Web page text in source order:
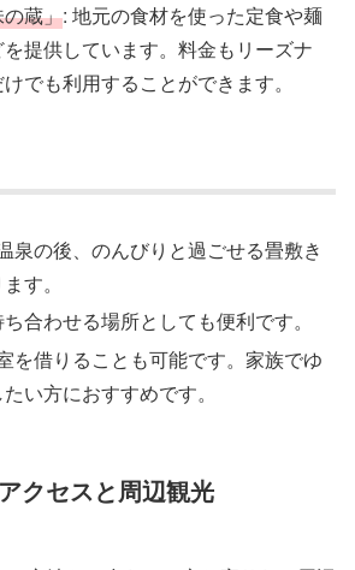
蔵」: 地元の食材を使った定食や麺
提供しています。料金もリーズナ
でも利用することができます。
泉の後、のんびりと過ごせる畳敷き
す。
合わせる場所としても便利です。
を借りることも可能です。家族でゆ
い方におすすめです。
クセスと周辺観光